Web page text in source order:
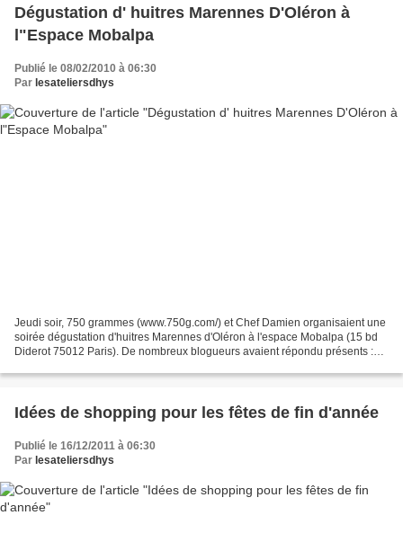
Dégustation d' huitres Marennes D'Oléron à
l"Espace Mobalpa
Publié le 08/02/2010 à 06:30
Par lesateliersdhys
Jeudi soir, 750 grammes (www.750g.com/) et Chef Damien organisaient une
soirée dégustation d'huitres Marennes d'Oléron à l'espace Mobalpa (15 bd
Diderot 75012 Paris). De nombreux blogueurs avaient répondu présents :
Idées de shopping pour les fêtes de fin d'année
Publié le 16/12/2011 à 06:30
Par lesateliersdhys